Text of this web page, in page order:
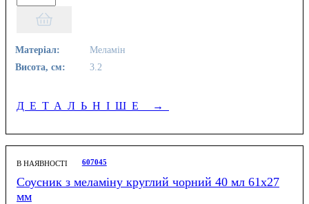
Матеріал:
Меламін
Висота, см:
3.2
ДЕТАЛЬНІШЕ →
В НАЯВНОСТІ 607045
Соусник з меламіну круглий чорний 40 мл 61х27
мм